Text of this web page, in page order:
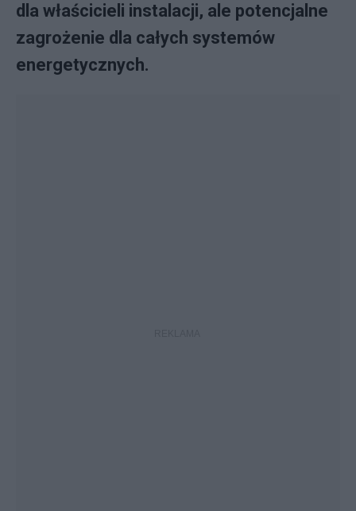
dla właścicieli instalacji, ale potencjalne
zagrożenie dla całych systemów
energetycznych.